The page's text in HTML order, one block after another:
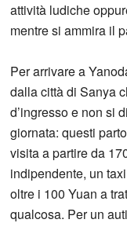
attività ludiche
mentre si ammira il
Per arrivare a
dalla città di Sanya
d’ingresso e non si
giornata: questi
visita a partire da
indipendente, un
oltre i 100 Yuan a
qualcosa. Per un